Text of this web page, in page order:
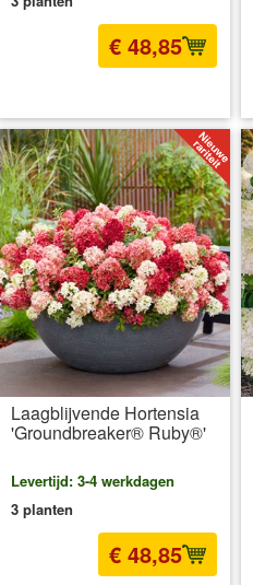
€ 48,85
Laagblijvende Hortensia
'Groundbreaker® Ruby®'
Levertijd: 3-4 werkdagen
3 planten
€ 48,85